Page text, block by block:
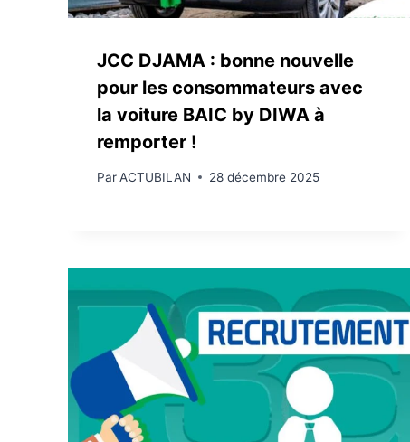
JCC DJAMA : bonne nouvelle
pour les consommateurs avec
la voiture BAIC by DIWA à
remporter !
ParACTUBILAN 28 décembre 2025